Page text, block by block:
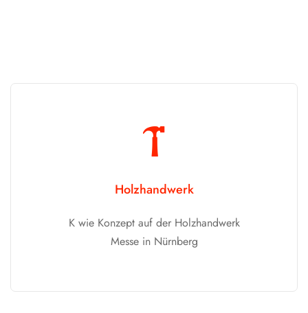
Holzhandwerk
K wie Konzept auf der Holzhandwerk
Messe in Nürnberg